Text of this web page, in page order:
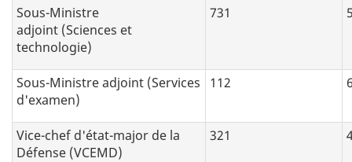
Sous-Ministre
adjoint (Sciences et
technologie)
731
Sous-Ministre adjoint (Services
d'examen)
112
Vice-chef d'état-major de la
Défense (VCEMD)
321